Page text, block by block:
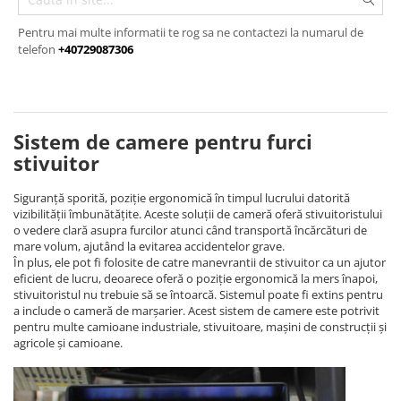
Rafturi
Suport / Stativ
Spray-uri tehnice
Piese Transpalete
Electrice
Hidraulice
Piese stivuitor
Role si roti pentru lize
Scaune pentru utilaje și stivuitoare
Masini unelte
Vaseline
Uleiuri
Brate prelungitoare
Lama de zapada
Cupă cu acționare hidraulică
Sisteme de ridicare
Chingi de ridicare
Nacele
Traverse
Cheie tachelaj
Containere basculante
Tip 4A - cu deblocare automată
Tip AK - sistem abroll
Tip EXPO - basculare prin rulare
Tip BKM - basculare prin rulare
Tip SKM - pentru span
Solutii intretinere lant moto
Produse Liqui Moly
Aditiv Liqui Moly
Sprayuri tehnice Liqui Moly
Pentru mai multe informatii te rog sa ne contactezi la numarul de
telefon +40729087306
Sistem de camere pentru furci
stivuitor
Siguranță sporită, poziție ergonomică în timpul lucrului datorită
vizibilității îmbunătățite. Aceste soluții de cameră oferă stivuitoristului
o vedere clară asupra furcilor atunci când transportă încărcături de
mare volum, ajutând la evitarea accidentelor grave.
În plus, ele pot fi folosite de catre manevrantii de stivuitor ca un ajutor
eficient de lucru, deoarece oferă o poziție ergonomică la mers înapoi,
stivuitoristul nu trebuie să se întoarcă. Sistemul poate fi extins pentru
a include o cameră de marșarier. Acest sistem de camere este potrivit
pentru multe camioane industriale, stivuitoare, mașini de construcții și
agricole și camioane.